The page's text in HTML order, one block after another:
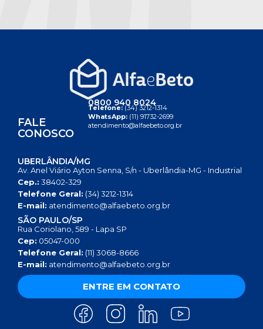
FALE
CONOSCO
0800 940 8024
Telefone:(34) 3212-1314
WhatsApp: (11) 91732-2699
atendimento@alfaebeto.org.br
UBERLÂNDIA/MG
Av. Anel Viário Ayton Senna, S/n - Uberlândia-MG - Industrial
Cep.: 38402-329
Telefone Geral: (34) 3212-1314
E-mail: atendimento@alfaebeto.org.br
SÃO PAULO/SP
Rua Coriolano, 589 - Lapa SP
Cep: 05047-000
Telefone Geral: (11) 3068-8666
E-mail: atendimento@alfaebeto.org.br
ENTRE EM CONTATO